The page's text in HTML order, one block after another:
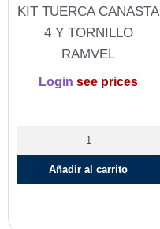
KIT TUERCA CANASTA
4 Y TORNILLO
RAMVEL
Login see prices
Añadir al carrito